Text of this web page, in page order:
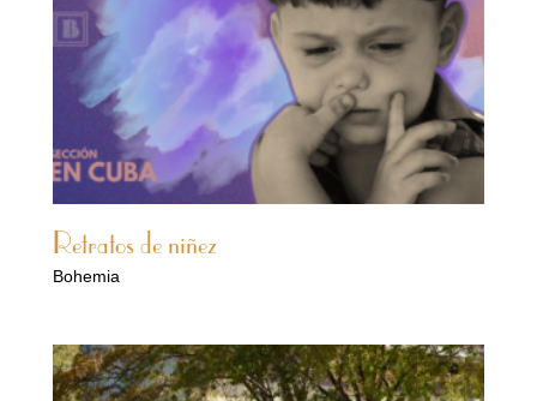
Retratos de niñez
Bohemia